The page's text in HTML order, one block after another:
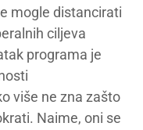
mogle distancirati
ciljeva
programa je
više ne zna zašto
Naime, oni se